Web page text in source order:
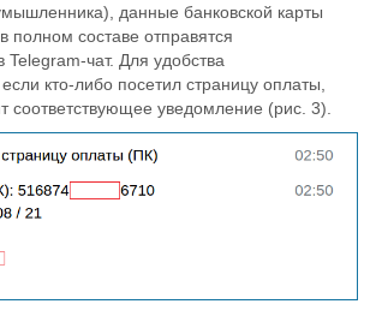
данные банковской карты
полном составе отправятся
чат. Для удобства
кто-либо посетил страницу оплаты,
соответствующее уведомление (рис. 3).